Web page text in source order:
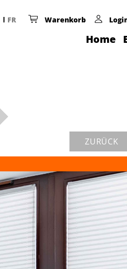
FR Warenkorb
Home
ZURÜCK